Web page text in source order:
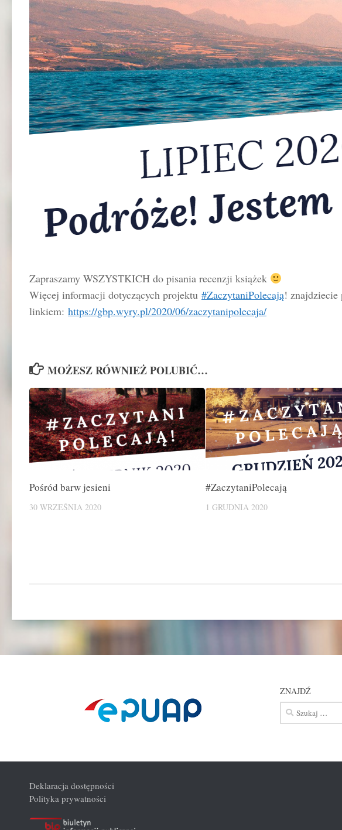
Zapraszamy WSZYSTKICH do pisania recenzji książek
Więcej informacji dotyczących projektu #ZaczytaniPolecają! znajdziecie
linkiem: https://gbp.wyry.pl/2020/06/zaczytanipolecaja/
MOŻESZ RÓWNIEŻ POLUBIĆ…
Pośród barw jesieni
30 WRZEŚNIA 2020
#ZaczytaniPolecają
1 GRUDNIA 2020
ZNAJDŹ
Szukaj:
Deklaracja dostępności
Polityka prywatności